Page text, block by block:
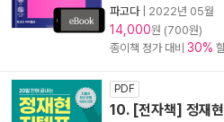
파고다| 2022년 05월
14,000원 (700원)
종이책 정가 대비 30%
PDF
10. [전자책] 정재